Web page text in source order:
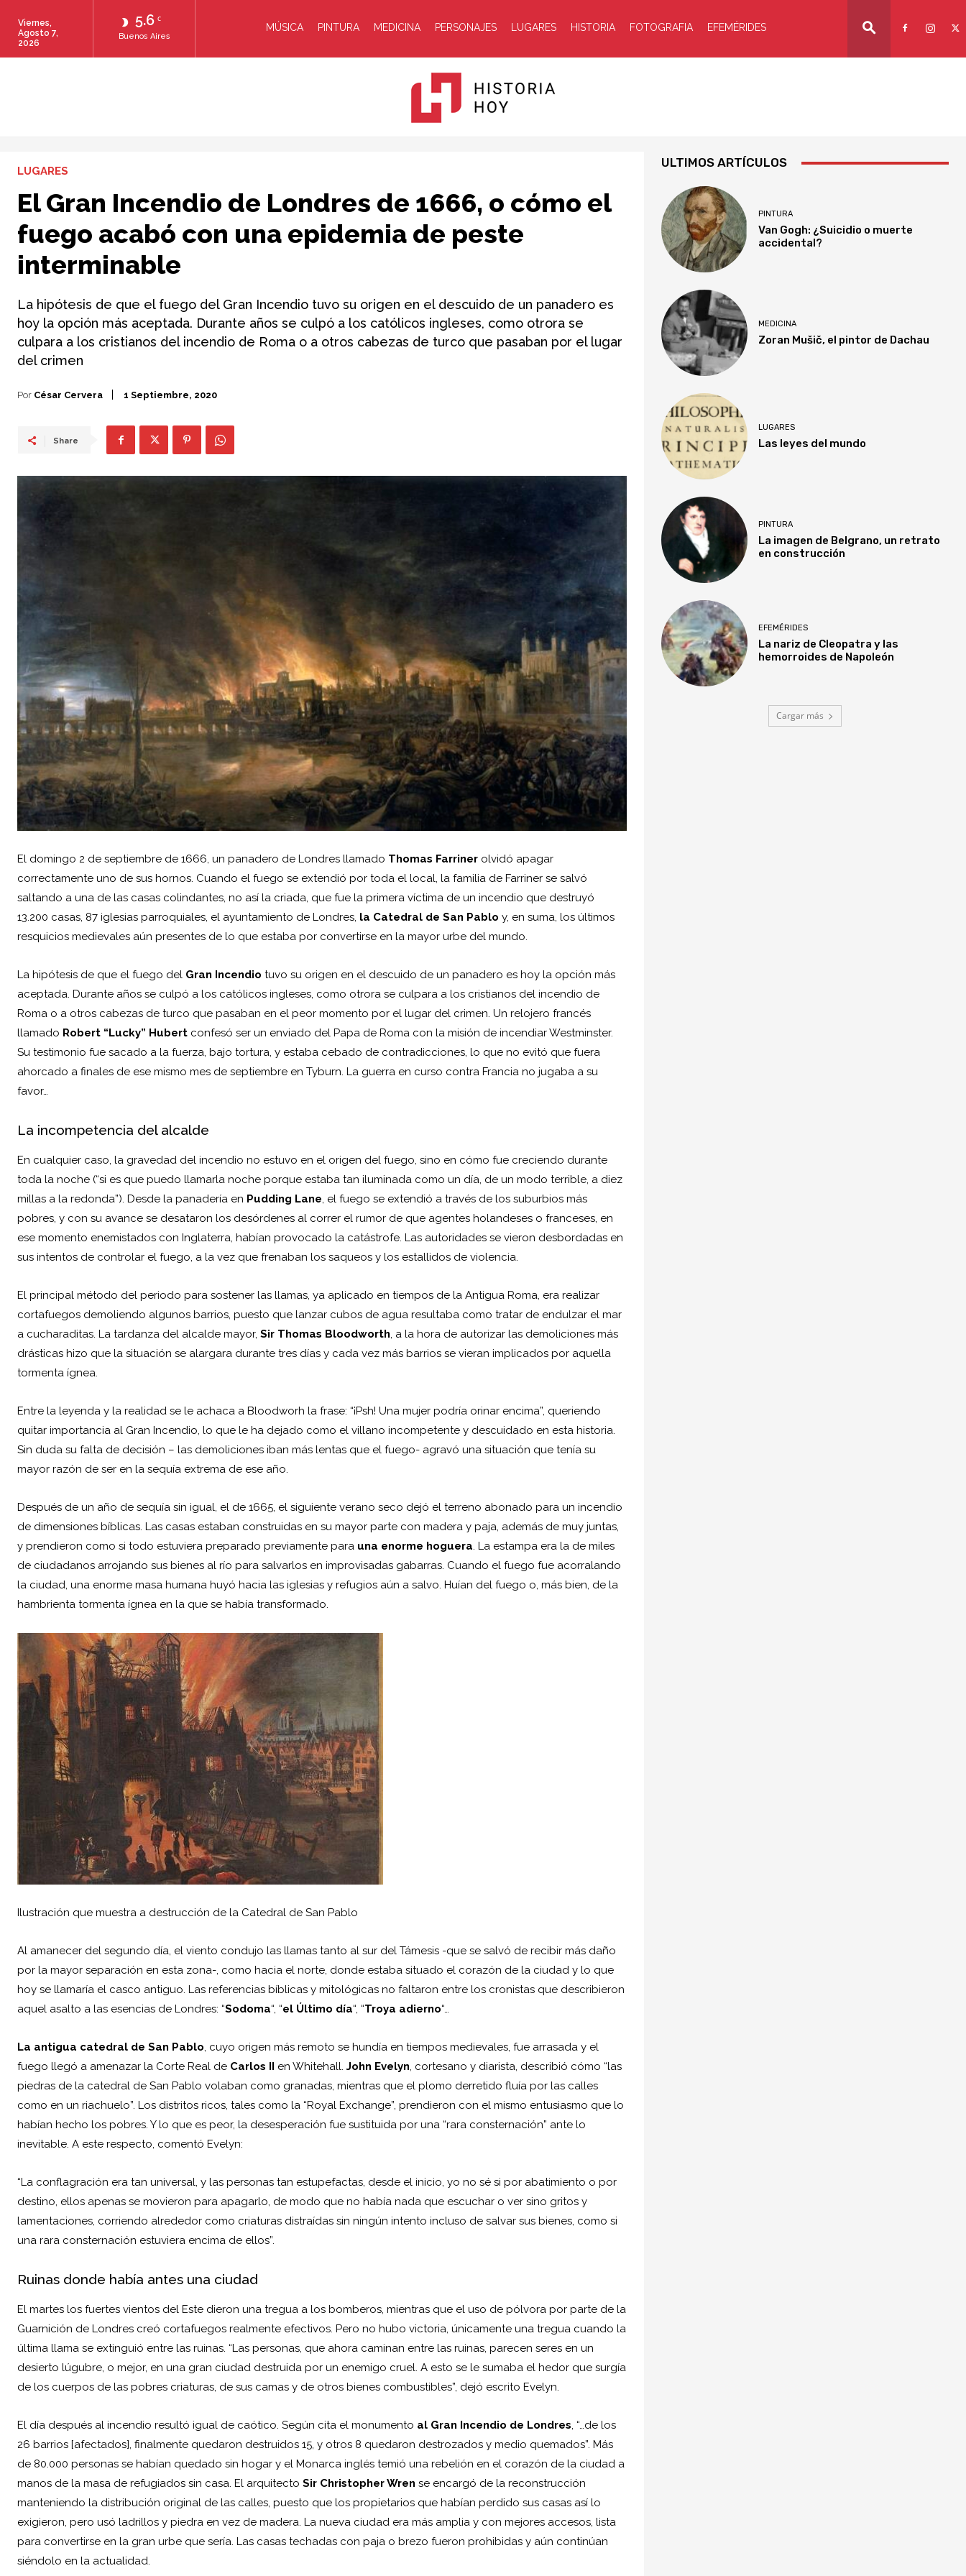
5.6 C
Buenos Aires
Viernes,
Agosto 7,
2026
MÚSICA PINTURA MEDICINA PERSONAJES LUGARES HISTORIA FOTOGRAFIA EFEMÉRIDES
LUGARES
El Gran Incendio de Londres de 1666, o cómo el
fuego acabó con una epidemia de peste
interminable
La hipótesis de que el fuego del Gran Incendio tuvo su origen en el descuido de un panadero es
hoy la opción más aceptada. Durante años se culpó a los católicos ingleses, como otrora se
culpara a los cristianos del incendio de Roma o a otros cabezas de turco que pasaban por el lugar
del crimen
Por César Cervera 1 Septiembre, 2020
Share
El domingo 2 de septiembre de 1666, un panadero de Londres llamado Thomas Farriner olvidó apagar
correctamente uno de sus hornos. Cuando el fuego se extendió por toda el local, la familia de Farriner se salvó
saltando a una de las casas colindantes, no así la criada, que fue la primera víctima de un incendio que destruyó
13.200 casas, 87 iglesias parroquiales, el ayuntamiento de Londres, la Catedral de San Pablo y, en suma, los últimos
resquicios medievales aún presentes de lo que estaba por convertirse en la mayor urbe del mundo.
La hipótesis de que el fuego del Gran Incendio tuvo su origen en el descuido de un panadero es hoy la opción más
aceptada. Durante años se culpó a los católicos ingleses, como otrora se culpara a los cristianos del incendio de
Roma o a otros cabezas de turco que pasaban en el peor momento por el lugar del crimen. Un relojero francés
llamado Robert “Lucky” Hubert confesó ser un enviado del Papa de Roma con la misión de incendiar Westminster.
Su testimonio fue sacado a la fuerza, bajo tortura, y estaba cebado de contradicciones, lo que no evitó que fuera
ahorcado a finales de ese mismo mes de septiembre en Tyburn. La guerra en curso contra Francia no jugaba a su
favor…
La incompetencia del alcalde
En cualquier caso, la gravedad del incendio no estuvo en el origen del fuego, sino en cómo fue creciendo durante
toda la noche (“si es que puedo llamarla noche porque estaba tan iluminada como un día, de un modo terrible, a diez
millas a la redonda”). Desde la panadería en Pudding Lane , el fuego se extendió a través de los suburbios más
pobres, y con su avance se desataron los desórdenes al correr el rumor de que agentes holandeses o franceses, en
ese momento enemistados con Inglaterra, habían provocado la catástrofe. Las autoridades se vieron desbordadas en
sus intentos de controlar el fuego, a la vez que frenaban los saqueos y los estallidos de violencia.
El principal método del periodo para sostener las llamas, ya aplicado en tiempos de la Antigua Roma, era realizar
cortafuegos demoliendo algunos barrios, puesto que lanzar cubos de agua resultaba como tratar de endulzar el mar
a cucharaditas. La tardanza del alcalde mayor, Sir Thomas Bloodworth , a la hora de autorizar las demoliciones más
drásticas hizo que la situación se alargara durante tres días y cada vez más barrios se vieran implicados por aquella
tormenta ígnea.
Entre la leyenda y la realidad se le achaca a Bloodworh la frase: “¡Psh! Una mujer podría orinar encima”, queriendo
quitar importancia al Gran Incendio, lo que le ha dejado como el villano incompetente y descuidado en esta historia.
Sin duda su falta de decisión – las demoliciones iban más lentas que el fuego- agravó una situación que tenía su
mayor razón de ser en la sequía extrema de ese año.
Después de un año de sequía sin igual, el de 1665, el siguiente verano seco dejó el terreno abonado para un incendio
de dimensiones bíblicas. Las casas estaban construidas en su mayor parte con madera y paja, además de muy juntas,
y prendieron como si todo estuviera preparado previamente para una enorme hoguera . La estampa era la de miles
de ciudadanos arrojando sus bienes al río para salvarlos en improvisadas gabarras. Cuando el fuego fue acorralando
la ciudad, una enorme masa humana huyó hacia las iglesias y refugios aún a salvo. Huían del fuego o, más bien, de la
hambrienta tormenta ígnea en la que se había transformado.
Ilustración que muestra a destrucción de la Catedral de San Pablo
Al amanecer del segundo día, el viento condujo las llamas tanto al sur del Támesis -que se salvó de recibir más daño
por la mayor separación en esta zona-, como hacia el norte, donde estaba situado el corazón de la ciudad y lo que
hoy se llamaría el casco antiguo. Las referencias bíblicas y mitológicas no faltaron entre los cronistas que describieron
aquel asalto a las esencias de Londres: “Sodoma“, “el Último día“, “Troya adierno“…
La antigua catedral de San Pablo , cuyo origen más remoto se hundía en tiempos medievales, fue arrasada y el
fuego llegó a amenazar la Corte Real de Carlos II en Whitehall. John Evelyn , cortesano y diarista, describió cómo “las
piedras de la catedral de San Pablo volaban como granadas, mientras que el plomo derretido fluía por las calles
como en un riachuelo”. Los distritos ricos, tales como la “Royal Exchange”, prendieron con el mismo entusiasmo que lo
habían hecho los pobres. Y lo que es peor, la desesperación fue sustituida por una “rara consternación” ante lo
inevitable. A este respecto, comentó Evelyn:
“La conflagración era tan universal, y las personas tan estupefactas, desde el inicio, yo no sé si por abatimiento o por
destino, ellos apenas se movieron para apagarlo, de modo que no había nada que escuchar o ver sino gritos y
lamentaciones, corriendo alrededor como criaturas distraídas sin ningún intento incluso de salvar sus bienes, como si
una rara consternación estuviera encima de ellos”.
Ruinas donde había antes una ciudad
El martes los fuertes vientos del Este dieron una tregua a los bomberos, mientras que el uso de pólvora por parte de la
Guarnición de Londres creó cortafuegos realmente efectivos. Pero no hubo victoria, únicamente una tregua cuando la
última llama se extinguió entre las ruinas. “Las personas, que ahora caminan entre las ruinas, parecen seres en un
desierto lúgubre, o mejor, en una gran ciudad destruida por un enemigo cruel. A esto se le sumaba el hedor que surgía
de los cuerpos de las pobres criaturas, de sus camas y de otros bienes combustibles”, dejó escrito Evelyn.
El día después al incendio resultó igual de caótico. Según cita el monumento al Gran Incendio de Londres , “…de los
26 barrios [afectados], finalmente quedaron destruidos 15, y otros 8 quedaron destrozados y medio quemados”. Más
de 80.000 personas se habían quedado sin hogar y el Monarca inglés temió una rebelión en el corazón de la ciudad a
manos de la masa de refugiados sin casa. El arquitecto Sir Christopher Wren se encargó de la reconstrucción
manteniendo la distribución original de las calles, puesto que los propietarios que habían perdido sus casas así lo
exigieron, pero usó ladrillos y piedra en vez de madera. La nueva ciudad era más amplia y con mejores accesos, lista
para convertirse en la gran urbe que sería. Las casas techadas con paja o brezo fueron prohibidas y aún continúan
siéndolo en la actualidad.
ULTIMOS ARTÍCULOS
PINTURA
Van Gogh: ¿Suicidio o muerte
accidental?
MEDICINA
Zoran Mušič, el pintor de Dachau
LUGARES
Las leyes del mundo
PINTURA
La imagen de Belgrano, un retrato
en construcción
EFEMÉRIDES
La nariz de Cleopatra y las
hemorroides de Napoleón
Cargar más